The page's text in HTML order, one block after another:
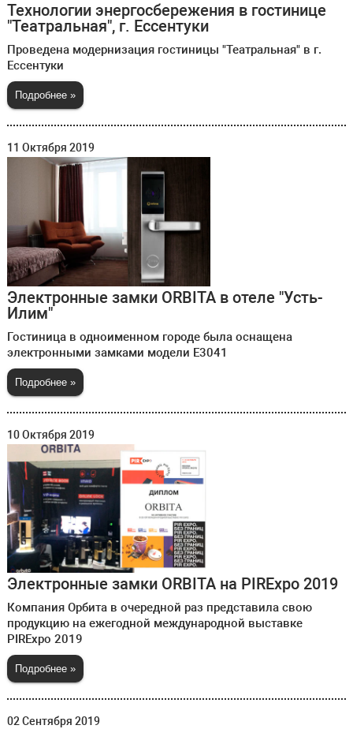
Технологии энергосбережения в гостинице
"Театральная", г. Ессентуки
Проведена модернизация гостиницы "Театральная" в г.
Ессентуки
Подробнее »
11 Октября 2019
Электронные замки ORBITA в отеле "Усть-
Илим"
Гостиница в одноименном городе была оснащена
электронными замками модели E3041
Подробнее »
10 Октября 2019
Электронные замки ORBITA на PIRExpo 2019
Компания Орбита в очередной раз представила свою
продукцию на ежегодной международной выставке
PIRExpo 2019
Подробнее »
02 Сентября 2019